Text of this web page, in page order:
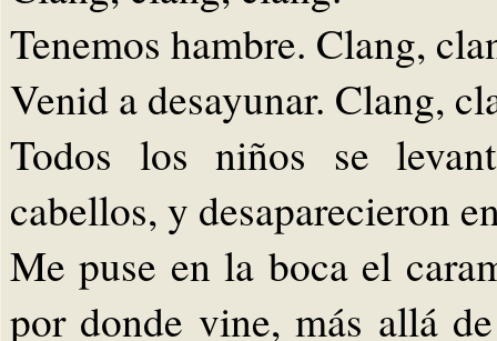
Tenemos hambre. Clang,
Venid a desayunar. Clang,
Todos los niños se
cabellos, y desaparecieron
Me puse en la boca el
por donde vine, más allá